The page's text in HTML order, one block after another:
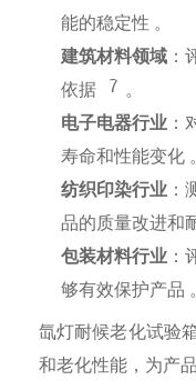
能的稳定性 。
建筑材料领域 ：
依据
7 。
电子电器行业 ：
寿命和性能变化
纺织印染行业 ：
品的质量改进和
包装材料行业 ：
够有效保护产品
氙灯耐候老化试验
和老化性能，为产